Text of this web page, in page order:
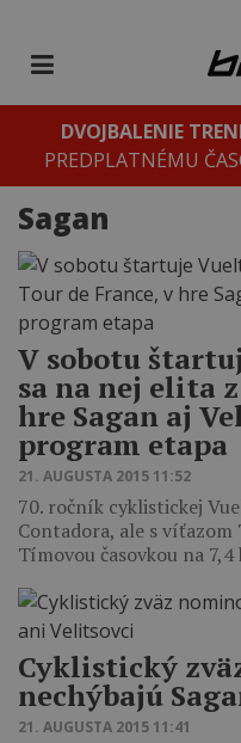
DVOJBALENIE
PREDPLATNÉMU
Sagan
V sobotu
sa na nej elita
hre Sagan aj
program etapa
21. AUGUSTA 2015 11:52
70. ročník cyklistickej
Contadora, ale s
Tímovou časovkou na
Cyklistický
nechýbajú
21. AUGUSTA 2015 11:41